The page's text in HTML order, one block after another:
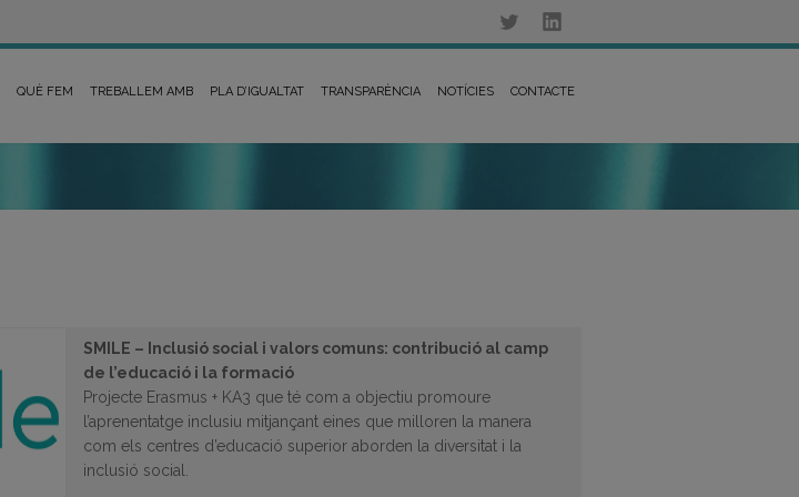
QUÈ FEM TREBALLEM AMB PLA D’IGUALTAT TRANSPARÈNCIA NOTÍCIES CONTACTE
SMILE – Inclusió social i valors comuns: contribució al camp
de l’educació i la formació
Projecte Erasmus + KA3 que té com a objectiu promoure
l’aprenentatge inclusiu mitjançant eines que milloren la manera
com els centres d’educació superior aborden la diversitat i la
inclusió social.